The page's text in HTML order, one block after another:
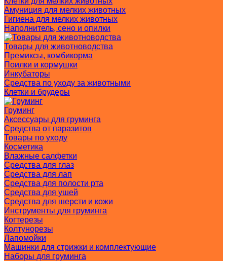
Амуниция для мелких животных
Гигиена для мелких животных
Наполнитель, сено и опилки
Товары для животноводства
Премиксы, комбикорма
Поилки и кормушки
Инкубаторы
Средства по уходу за животными
Клетки и брудеры
Груминг
Аксессуары для груминга
Средства от паразитов
Товары по уходу
Косметика
Влажные салфетки
Средства для глаз
Средства для лап
Средства для полости рта
Средства для ушей
Средства для шерсти и кожи
Инструменты для груминга
Когтерезы
Колтунорезы
Лапомойки
Машинки для стрижки и комплектующие
Наборы для груминга